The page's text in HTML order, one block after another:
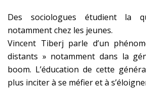
Des sociologues étudient la
notamment chez les jeunes.
Vincent Tiberj parle d’un
distants » notamment dans la
boom. L’éducation de cette
plus inciter à se méfier et à